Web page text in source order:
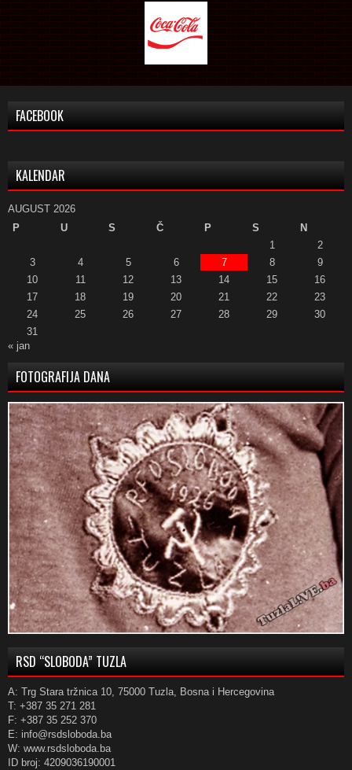
FACEBOOK
KALENDAR
AUGUST 2026
P
U S Č P S
N
1
2
3
4 5 6 7 8
9
10
11 12 13 14 15
16
17
18 19 20 21 22
23
24
25 26 27 28 29
30
31
« jan
FOTOGRAFIJA DANA
RSD “SLOBODA” TUZLA
A: Trg Stara tržnica 10, 75000 Tuzla, Bosna i Hercegovina
T: +387 35 271 281
F: +387 35 252 370
E: info@rsdsloboda.ba
W: www.rsdsloboda.ba
ID broj: 4209036190001